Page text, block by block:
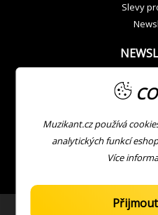
Slevy
Muzikant.cz používá
analytických funkcí
Více